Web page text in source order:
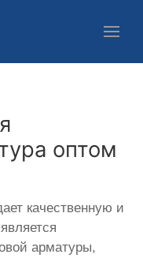
оптом
качественную и
арматуры,